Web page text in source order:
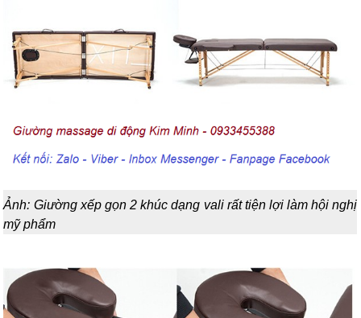
Ảnh: Giường xếp gọn 2 khúc dạng vali rất tiện lợi làm hội nghị
mỹ phẩm